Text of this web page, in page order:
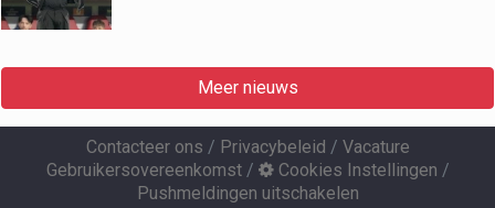
Meer nieuws
Contacteer ons / Privacybeleid / Vacature
Gebruikersovereenkomst/ Cookies Instellingen /
Pushmeldingen uitschakelen